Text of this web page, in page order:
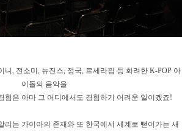
니, 전소미, 뉴진스, 정국, 르세라핌 등 화려한 K-POP 아
이돌의 음악을
험은 아마 그 어디에서도 경험하기 어려운 일이겠죠!
리는 가이아의 존재와 또 한국에서 세계로 뻗어가는 새